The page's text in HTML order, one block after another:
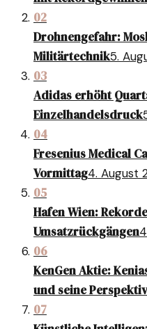
02
Drohnengefahr:
Militärtechnik5.
03
Adidas erhöht
Einzelhandelsdruck
04
Fresenius Medical
Vormittag4. August
05
Hafen Wien:
Umsatzrückgängen
06
KenGen Aktie:
und seine
07